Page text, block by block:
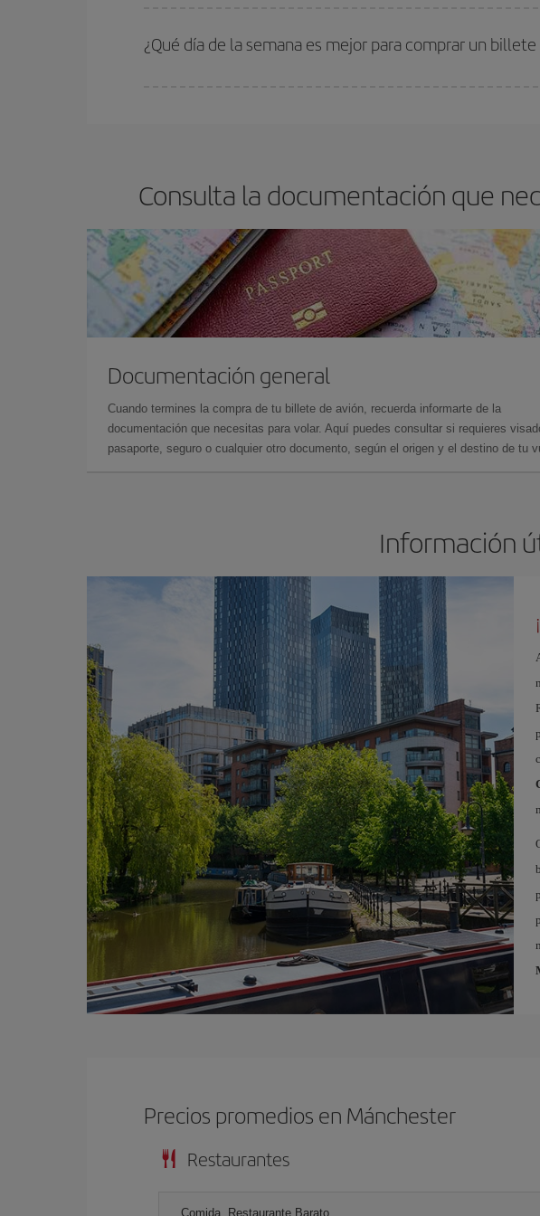
¿Qué día de la semana es mejor para comprar un
Consulta la documentación que
Documentación general
Cuando termines la compra de tu billete de avión, recuerda informarte de la
documentación que necesitas para volar. Aquí puedes consultar si requieres
pasaporte, seguro o cualquier otro documento, según el origen y el destino de tu
Información
Precios promedios en Mánchester
Restaurantes
Comida, Restaurante Barato